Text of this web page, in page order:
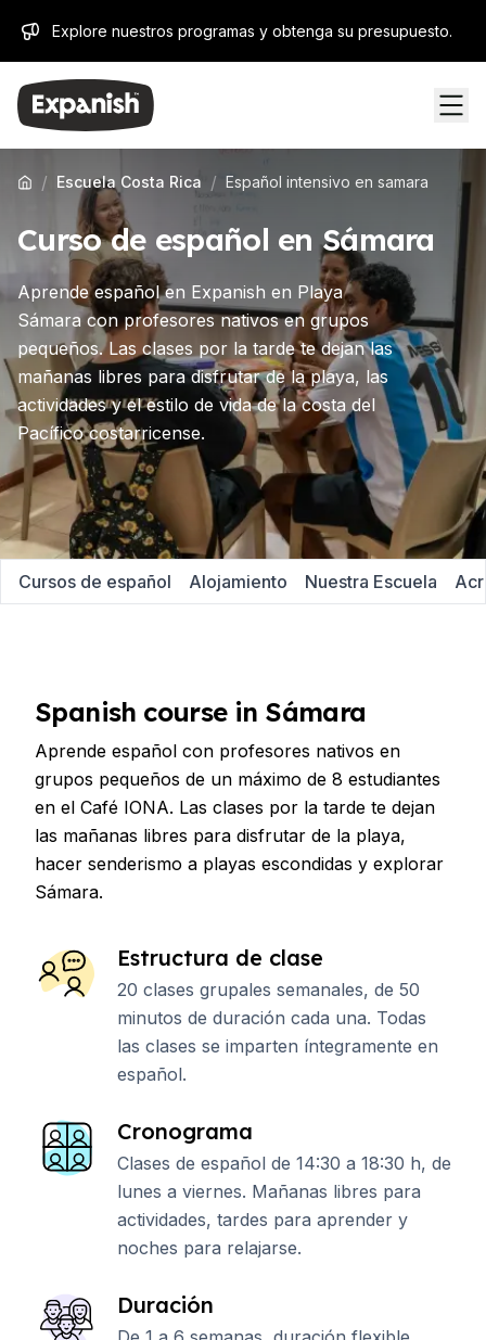
Explore nuestros programas y obtenga su presupuesto.
/ Escuela Costa Rica / Español intensivo en samara
Curso de español en Sámara
Aprende español en Expanish en Playa
Sámara con profesores nativos en grupos
pequeños. Las clases por la tarde te dejan las
mañanas libres para disfrutar de la playa, las
actividades y el estilo de vida de la costa del
Pacífico costarricense.
Cursos de español Alojamiento Nuestra Escuela
Spanish course in Sámara
Aprende español con profesores nativos en
grupos pequeños de un máximo de 8 estudiantes
en el Café IONA. Las clases por la tarde te dejan
las mañanas libres para disfrutar de la playa,
hacer senderismo a playas escondidas y explorar
Sámara.
Estructura de clase
20 clases grupales semanales, de 50
minutos de duración cada una. Todas
las clases se imparten íntegramente en
español.
Cronograma
Clases de español de 14:30 a 18:30 h, de
lunes a viernes. Mañanas libres para
actividades, tardes para aprender y
noches para relajarse.
Duración